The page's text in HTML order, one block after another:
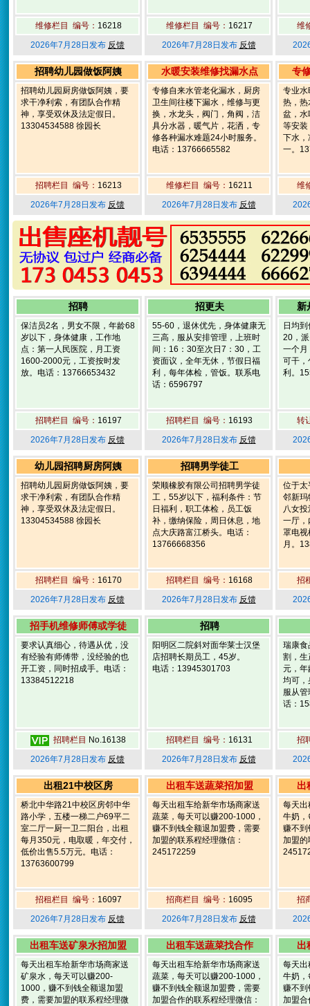
维修栏目 编号： 16218
2026年7月28日发布 反馈
维修栏目 编号： 16217
2026年7月28日发布 反馈
维
招聘幼儿园做饭阿姨
招聘幼儿园厨房做饭阿姨，要
求干净利索，有团队合作精
神，享受双休及法定假日。
13304534588 徐园长
招聘栏目 编号： 16213
2026年7月28日发布 反馈
水暖安装维修找漏水点
专修自来水管老化漏水，厨房
卫生间往楼下漏水，维修与更
换，水龙头，阀门，角阀，洁
具分水器，暖气片，花洒，专
修各种漏水难题24小时服务。
电话：13766665582
维修栏目 编号： 16211
2026年7月28日发布 反馈
专
专业水
热，热
盆，水
等安装
下水，
一。
维
招聘
保洁员2名，男女不限，年龄68
岁以下，身体健康，工作地
点：第一人民医院，月工资
1600-2000元，工资按时发
放。电话：13766653432
招聘栏目 编号： 16197
2026年7月28日发布 反馈
招更夫
55-60，退休优先，身体健康无
三高，服从安排管理，上班时
间：16：30至次日7：30，工
资面议，全年无休，节假日福
利，每年体检，管饭。联系电
话：6596797
招聘栏目 编号： 16193
2026年7月28日发布 反馈
新
日均
20，
一个月
可干，
利。
转
幼儿园招聘厨房阿姨
招聘幼儿园厨房做饭阿姨，要
求干净利索，有团队合作精
神，享受双休及法定假日。
13304534588 徐园长
招聘栏目 编号： 16170
2026年7月28日发布 反馈
招聘男学徒工
荣顺橡胶有限公司招聘男学徒
工，55岁以下，福利条件：节
日福利，职工体检，员工饭
补，缴纳保险，周日休息，地
点大庆路富江桥头。电话：
13766668356
招聘栏目 编号： 16168
2026年7月28日发布 反馈
位于太
邻新玛
八女
一厅，
罩电视
月。
招
招手机维修师傅或学徒
要求认真细心，待遇从优，没
有经验有师傅带，没经验的也
开工资，同时招成手。电话：
13384512218
招聘栏目 No.16138
2026年7月28日发布 反馈
招聘
阳明区二院斜对面华莱士汉堡
店招聘长期员工，45岁。
电话：13945301703
招聘栏目 编号： 16131
2026年7月28日发布 反馈
瑞康食
割，
元，年
均可，
服从
话：
招
出租21中校区房
桥北中华路21中校区房邻中华
路小学，五楼一梯二户69平二
室二厅一厨一卫二阳台，出租
每月350元，电取暖，年交付，
低价出售5.5万元。电话：
13763600799
招租栏目 编号： 16097
2026年7月28日发布 反馈
出租车送蔬菜招加盟
每天出租车给新华市场商家送
蔬菜，每天可以赚200-1000，
赚不到钱全额退加盟费，需要
加盟的联系程经理微信：
245172259
招商栏目 编号： 16095
2026年7月28日发布 反馈
出
每天出
牛奶
赚不到
加盟的
招
出租车送矿泉水招加盟
每天出租车给新华市场商家送
矿泉水，每天可以赚200-
1000，赚不到钱全额退加盟
费，需要加盟的联系程经理微
出租车送蔬菜找合作
每天出租车给新华市场商家送
蔬菜，每天可以赚200-1000，
赚不到钱全额退加盟费，需要
加盟合作的联系程经理微信：
出
每天出
牛奶
赚不到
加盟合